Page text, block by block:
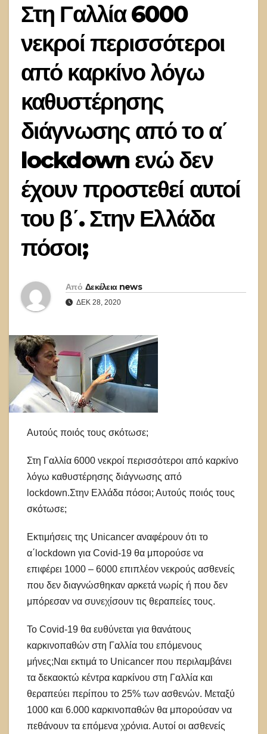
Στη Γαλλία 6000
νεκροί περισσότεροι
από καρκίνο λόγω
καθυστέρησης
διάγνωσης από το α΄
lockdown ενώ δεν
έχουν προστεθεί αυτοί
του β΄. Στην Ελλάδα
πόσοι;
Από Δεκέλεια news
ΔΕΚ 28, 2020
Αυτούς ποιός τους σκότωσε;
Στη Γαλλία 6000 νεκροί περισσότεροι από καρκίνο
λόγω καθυστέρησης διάγνωσης από
lockdown.Στην Ελλάδα πόσοι; Αυτούς ποιός τους
σκότωσε;
Εκτιμήσεις της Unicancer αναφέρουν ότι το
α΄lockdown για Covid-19 θα μπορούσε να
επιφέρει 1000 – 6000 επιπλέον νεκρούς ασθενείς
που δεν διαγνώσθηκαν αρκετά νωρίς ή που δεν
μπόρεσαν να συνεχίσουν τις θεραπείες τους.
Το Covid-19 θα ευθύνεται για θανάτους
καρκινοπαθών στη Γαλλία του επόμενους
μήνες;Ναι εκτιμά το Unicancer που περιλαμβάνει
τα δεκαοκτώ κέντρα καρκίνου στη Γαλλία και
θεραπεύει περίπου το 25% των ασθενών. Μεταξύ
1000 και 6.000 καρκινοπαθών θα μπορούσαν να
πεθάνουν τα επόμενα χρόνια. Αυτοί οι ασθενείς